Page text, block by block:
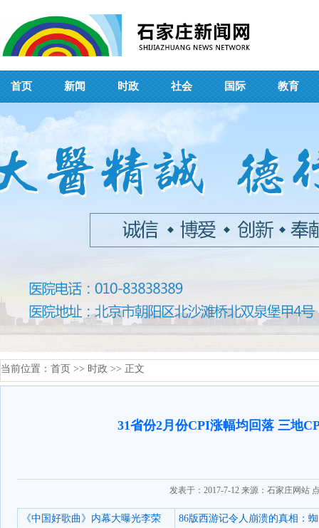
首页 新闻 时政 社会 国际 教育
当前位置： 首页 >> 时政 >> 正文
31省份2月份CPI涨幅均回落 三地
发表于：2017-7-12 来源：石家庄网站
《中国好歌曲》内幕大曝光李荣
86版西游记令人崩溃的真相：蜘